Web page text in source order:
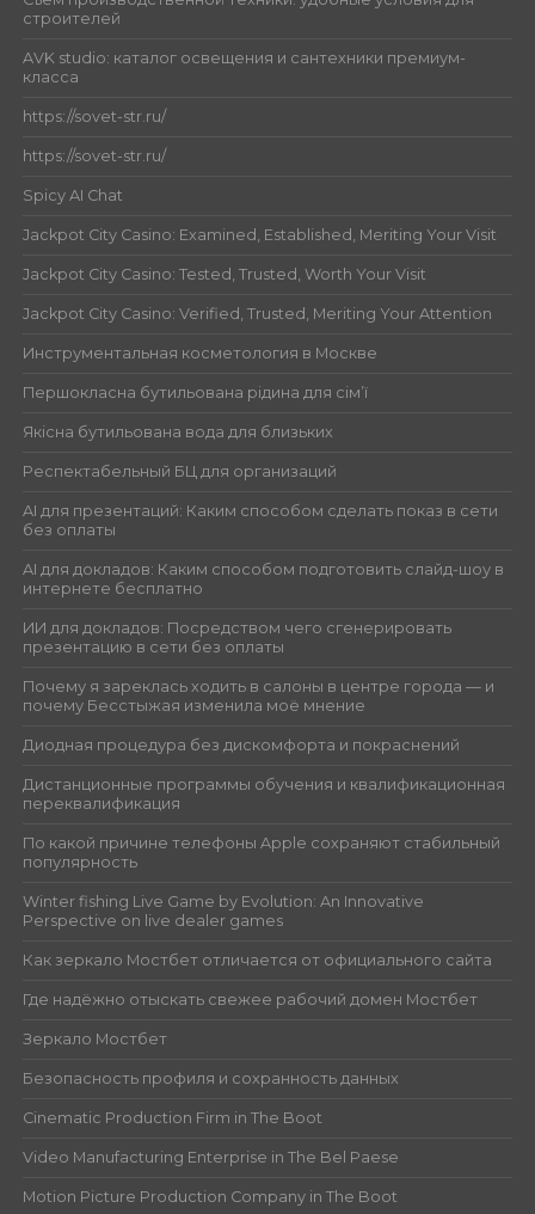
строителей
AVK studio: каталог освещения и сантехники премиум-
класса
https://sovet-str.ru/
https://sovet-str.ru/
Spicy AI Chat
Jackpot City Casino: Examined, Established, Meriting Your Visit
Jackpot City Casino: Tested, Trusted, Worth Your Visit
Jackpot City Casino: Verified, Trusted, Meriting Your Attention
Инструментальная косметология в Москве
Першокласна бутильована рідина для сім’ї
Якісна бутильована вода для близьких
Респектабельный БЦ для организаций
AI для презентаций: Каким способом сделать показ в сети
без оплаты
AI для докладов: Каким способом подготовить слайд-шоу в
интернете бесплатно
ИИ для докладов: Посредством чего сгенерировать
презентацию в сети без оплаты
Почему я зареклась ходить в салоны в центре города — и
почему Бесстыжая изменила моё мнение
Диодная процедура без дискомфорта и покраснений
Дистанционные программы обучения и квалификационная
переквалификация
По какой причине телефоны Apple сохраняют стабильный
популярность
Winter fishing Live Game by Evolution: An Innovative
Perspective on live dealer games
Как зеркало Мостбет отличается от официального сайта
Где надёжно отыскать свежее рабочий домен Мостбет
Зеркало Мостбет
Безопасность профиля и сохранность данных
Cinematic Production Firm in The Boot
Video Manufacturing Enterprise in The Bel Paese
Motion Picture Production Company in The Boot